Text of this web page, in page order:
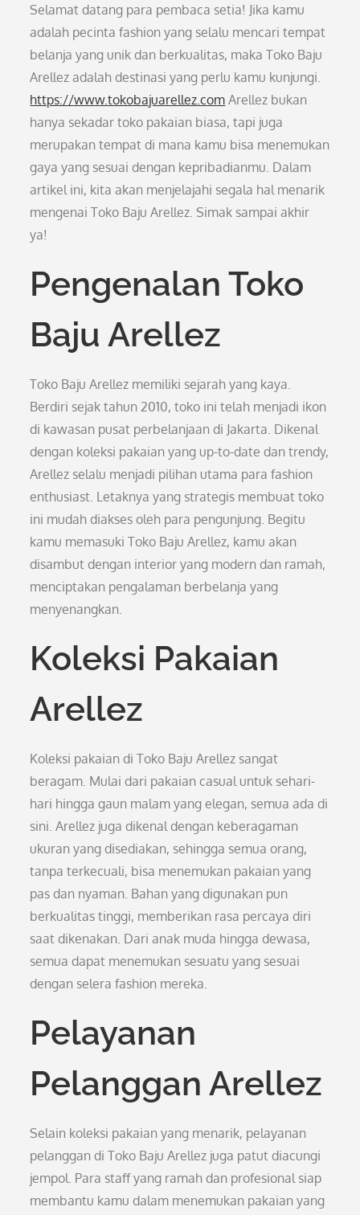
Selamat datang para pembaca setia! Jika kamu
adalah pecinta fashion yang selalu mencari tempat
belanja yang unik dan berkualitas, maka Toko Baju
Arellez adalah destinasi yang perlu kamu kunjungi.
https://www.tokobajuarellez.com Arellez bukan
hanya sekadar toko pakaian biasa, tapi juga
merupakan tempat di mana kamu bisa menemukan
gaya yang sesuai dengan kepribadianmu. Dalam
artikel ini, kita akan menjelajahi segala hal menarik
mengenai Toko Baju Arellez. Simak sampai akhir
ya!
Pengenalan Toko
Baju Arellez
Toko Baju Arellez memiliki sejarah yang kaya.
Berdiri sejak tahun 2010, toko ini telah menjadi ikon
di kawasan pusat perbelanjaan di Jakarta. Dikenal
dengan koleksi pakaian yang up-to-date dan trendy,
Arellez selalu menjadi pilihan utama para fashion
enthusiast. Letaknya yang strategis membuat toko
ini mudah diakses oleh para pengunjung. Begitu
kamu memasuki Toko Baju Arellez, kamu akan
disambut dengan interior yang modern dan ramah,
menciptakan pengalaman berbelanja yang
menyenangkan.
Koleksi Pakaian
Arellez
Koleksi pakaian di Toko Baju Arellez sangat
beragam. Mulai dari pakaian casual untuk sehari-
hari hingga gaun malam yang elegan, semua ada di
sini. Arellez juga dikenal dengan keberagaman
ukuran yang disediakan, sehingga semua orang,
tanpa terkecuali, bisa menemukan pakaian yang
pas dan nyaman. Bahan yang digunakan pun
berkualitas tinggi, memberikan rasa percaya diri
saat dikenakan. Dari anak muda hingga dewasa,
semua dapat menemukan sesuatu yang sesuai
dengan selera fashion mereka.
Pelayanan
Pelanggan Arellez
Selain koleksi pakaian yang menarik, pelayanan
pelanggan di Toko Baju Arellez juga patut diacungi
jempol. Para staff yang ramah dan profesional siap
membantu kamu dalam menemukan pakaian yang